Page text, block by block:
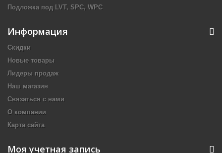
Подложка под LVT, SPC, WPC
Информация
Скидки
Новые товары
Лидеры продаж
Наш магазин
Связаться с нами
О компании
Карта сайта
Моя учетная запись